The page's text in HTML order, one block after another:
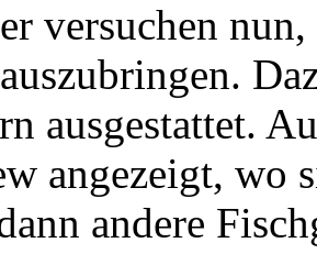
versuchen
ausgestattet.
angezeigt, wo
andere